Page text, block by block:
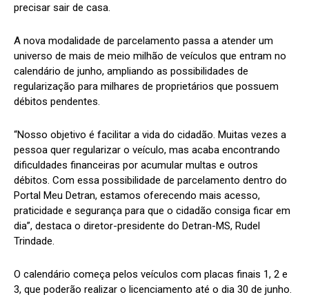
precisar sair de casa.
A nova modalidade de parcelamento passa a atender um
universo de mais de meio milhão de veículos que entram no
calendário de junho, ampliando as possibilidades de
regularização para milhares de proprietários que possuem
débitos pendentes.
“Nosso objetivo é facilitar a vida do cidadão. Muitas vezes a
pessoa quer regularizar o veículo, mas acaba encontrando
dificuldades financeiras por acumular multas e outros
débitos. Com essa possibilidade de parcelamento dentro do
Portal Meu Detran, estamos oferecendo mais acesso,
praticidade e segurança para que o cidadão consiga ficar em
dia”, destaca o diretor-presidente do Detran-MS, Rudel
Trindade.
O calendário começa pelos veículos com placas finais 1, 2 e
3, que poderão realizar o licenciamento até o dia 30 de junho.